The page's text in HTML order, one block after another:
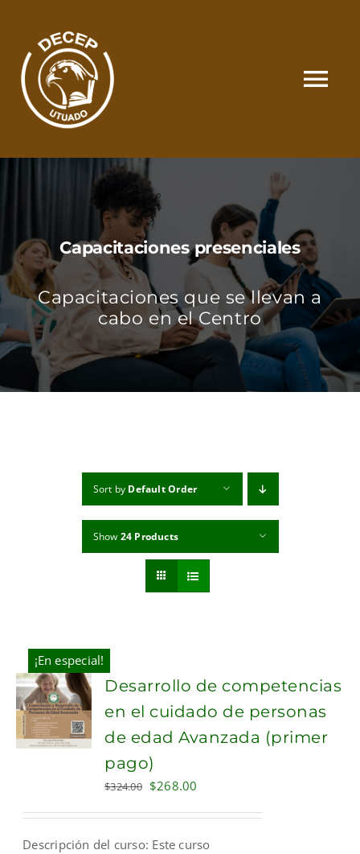
content
SOMOS
MATRÍCULA Y PAGOS
CONTACTO
MI CUENTA
Capacitaciones presenciales
Capacitaciones que se llevan a
cabo en el Centro
Sort by Default Order
Show 24 Products
¡En especial!
ADD TO
CART
Desarrollo de competencias
en el cuidado de personas
de edad Avanzada (primer
pago)
$324.00 Original
$324.00.
$268.00
$268.00.
Descripción del curso: Este curso